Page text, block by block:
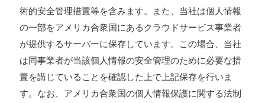
術的安全管理措置等を含みます。また、当社は個人情報
の一部をアメリカ合衆国にあるクラウドサービス事業者
が提供するサーバーに保存しています。この場合、当社
は同事業者が当該個人情報の安全管理のために必要な措
置を講じていることを確認した上で上記保存を行いま
す。なお、アメリカ合衆国の個人情報保護に関する法制